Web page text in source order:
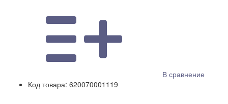
В сравнение
Код товара: 620070001119